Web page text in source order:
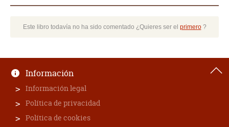
Este libro todavía no ha sido comentado ¿Quieres ser el primero?
Información
Información legal
Política de privacidad
Política de cookies